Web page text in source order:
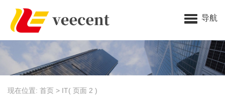
导航
现在位置: 首页 > IT( 页面 2 )